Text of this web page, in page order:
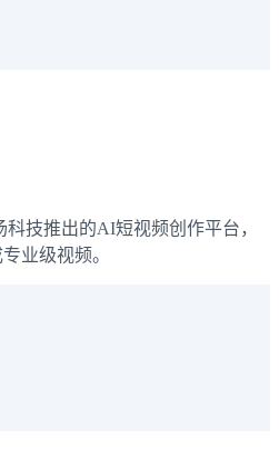
科技推出的AI短视频创作平台，
业级视频。